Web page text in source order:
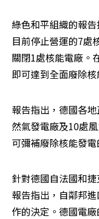
綠色和平組織的報
目前停止營運的7處
關閉1處核能電廠。
即可達到全面廢除
報告指出，德國各
然氣發電廠及10處
可彌補廢除核能發
針對德國自法國和
報告指出，自鄰邦
作的決定。德國電